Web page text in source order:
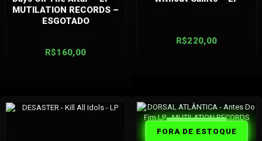
MUTILATION RECORDS –
ESGOTADO
R$160,00
R$220,00
ESTOQUE
FORA DE ESTOQUE